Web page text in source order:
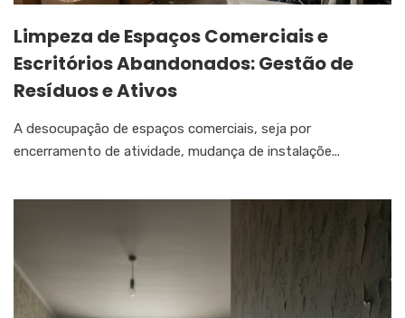
Limpeza de Espaços Comerciais e
Escritórios Abandonados: Gestão de
Resíduos e Ativos
A desocupação de espaços comerciais, seja por
encerramento de atividade, mudança de instalaçõe...